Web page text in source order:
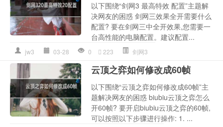
以下围绕“剑网3 最高特效 配置”主题解
决网友的困惑 剑网三效果全开需要什么
配置? 要在剑网三中全开效果,您需要一
台高性能的电脑配置。建议配置...
jw3 03-28 0 223 剑网3
云顶之弈如何修改成60帧
以下围绕“云顶之弈如何修改成60帧”主
题解决网友的困惑 biubiu云顶之弈怎么
开60帧? 要开启biubiu云顶之弈的60帧,
可以按照以下步骤进行操作: 1. ...